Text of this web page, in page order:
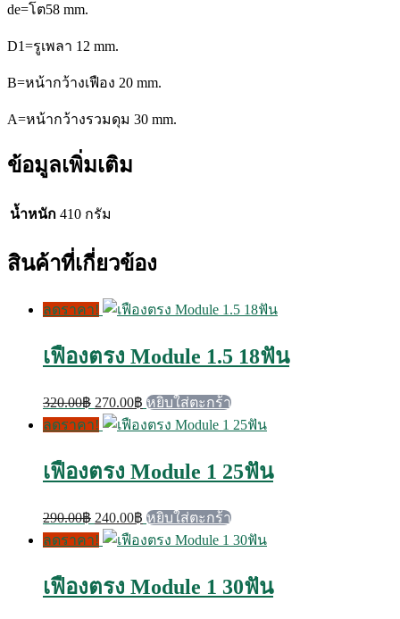
de=โต58 mm.
D1=รูเพลา 12 mm.
B=หน้ากว้างเฟือง 20 mm.
A=หน้ากว้างรวมดุม 30 mm.
ข้อมูลเพิ่มเติม
น้ำหนัก 410 กรัม
สินค้าที่เกี่ยวข้อง
ลดราคา!
เฟืองตรง Module 1.5 18ฟัน
320.00฿ Original
price
was:
270.00฿ Current
price
is:
หยิบใส่ตะกร้า
ลดราคา!
เฟืองตรง Module 1 25ฟัน
290.00฿ Original
price
was:
240.00฿ Current
price
is:
หยิบใส่ตะกร้า
ลดราคา!
เฟืองตรง Module 1 30ฟัน